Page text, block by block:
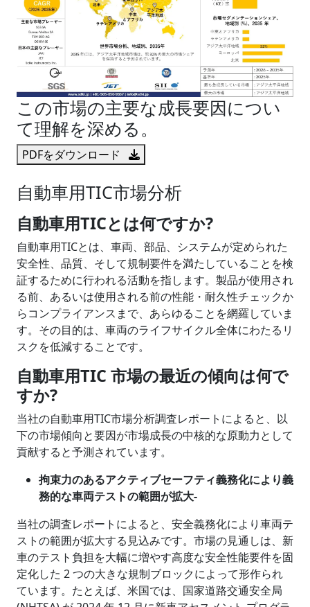
この市場の主要な成長要因につい
て理解を深める。
PDFをダウンロード
自動車用TIC市場分析
自動車用TICとは何ですか?
自動車用TICとは、車両、部品、システムが定められた
安全性、品質、そして規制要件を満たしていることを検
証するために行われる活動を指します。製品が使用され
る前、あるいは使用される前の性能・耐久性チェックか
らコンプライアンスまで、あらゆることを網羅していま
す。その目的は、車両のライフサイクル全体にわたるリ
スクを低減することです。
自動車用TIC 市場の最近の傾向は何で
すか?
当社の自動車用TIC市場分析調査レポートによると、以
下の市場傾向と要因が市場成長の中核的な原動力として
貢献すると予測されています。
拘束力のあるアクティブセーフティ義務化により義
務的な車両テストの範囲が拡大-
当社の調査レポートによると、安全義務化により車両テ
ストの範囲が拡大する見込みです。市場の見通しは、新
車のテスト負担を大幅に増やす高度な安全性能要件を固
定化した 2 つの大きな規制ブロックによって形作られ
ています。たとえば、米国では、国家道路交通安全局